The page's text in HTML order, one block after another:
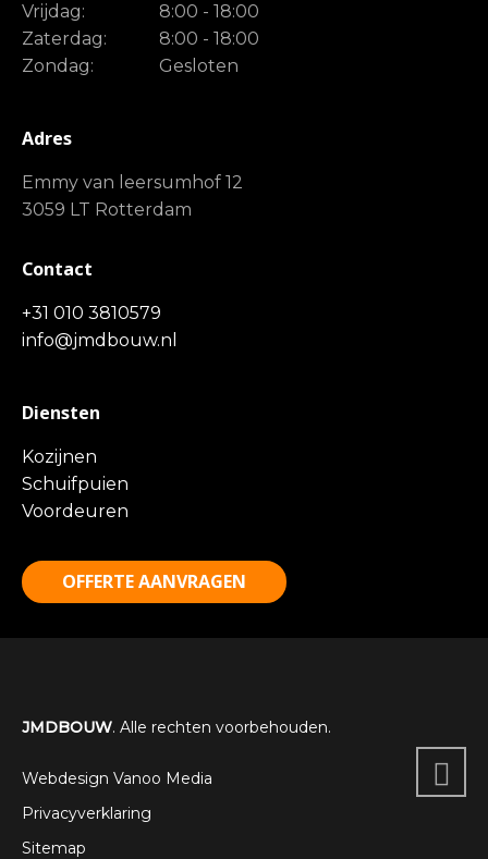
Vrijdag:
8:00 - 18:00
Zaterdag:
8:00 - 18:00
Zondag:
Gesloten
Adres
Emmy van leersumhof 12
3059 LT Rotterdam
Contact
+31 010 3810579
info@jmdbouw.nl
Diensten
Kozijnen
Schuifpuien
Voordeuren
OFFERTE AANVRAGEN
JMDBOUW. Alle rechten voorbehouden.
Webdesign Vanoo Media
Privacyverklaring
Sitemap